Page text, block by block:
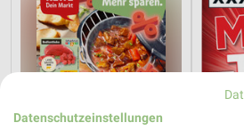
Datenschutzeinstellungen